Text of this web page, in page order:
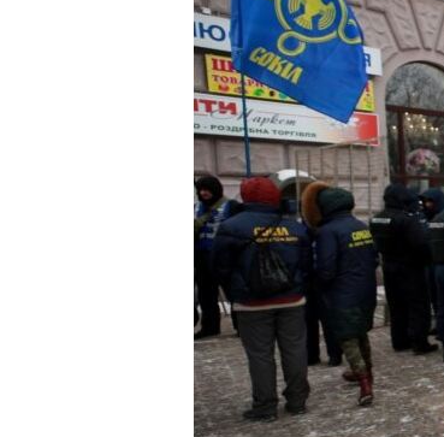
УКРАЇНСЬКА ПРОБЛЕМА КРИМУ